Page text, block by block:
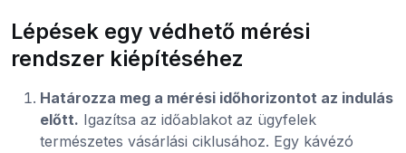
Lépések egy védhető mérési
rendszer kiépítéséhez
Határozza meg a mérési időhorizontot az indulás
előtt. Igazítsa az időablakot az ügyfelek
természetes vásárlási ciklusához. Egy kávézó